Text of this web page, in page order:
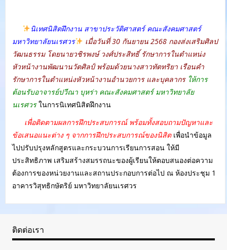
นิเทศนิสิตฝึกงาน สาขาประวัติศาสตร์ คณะสังคมศาสตร์
มหาวิทยาลัยนเรศวร
เมื่อวันที่ 30 กันยายน 2568 กองส่งเสริมศิลป
วัฒนธรรม โดยนายวชิรพงษ์ วงศ์ประสิทธิ์ รักษาการในตำแหน่ง
หัวหน้างานพัฒนานวัตศิลป์ พร้อมด้วยนางสาวทัตทริยา เรือนคำ
รักษาการในตำแหน่งหัวหน้างานอำนวยการ และบุคลากร ให้การ
ต้อนรับอาจารย์ปวีณา บุหร่า คณะสังคมศาสตร์ มหาวิทยาลัย
นเรศวรในการนิเทศนิสิตฝึกงาน
เพื่อติดตามผลการฝึกประสบการณ์ พร้อมทั้งสอบถามปัญหาและ
ข้อเสนอแนะต่าง ๆ จากการฝึกประสบการณ์ของนิสิตเพื่อนำข้อมูล
ไปปรับปรุงหลักสูตรและกระบวนการเรียนการสอน ให้มี
ประสิทธิภาพ เสริมสร้างสมรรถนะของผู้เรียนให้ตอบสนองต่อความ
ต้องการของหน่วยงานและสถานประกอบการต่อไป ณ ห้องประชุม 1
อาคารวิสุทธิกษัตริย์ มหาวิทยาลัยนเรศวร
ติดต่อเรา